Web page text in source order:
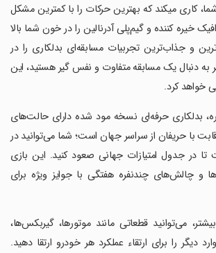
کاری میکند که بهترین حرکات را با کمترین مشکل
خیره کننده و گیم‌پلی آدرنالین را در خون شما بالا
و جذاب‌ترین تجربیات مسابقه‌ای بدلکاری را در
به دنبال یک مسابقه متفاوت و نفس گیر هستید، این
خواهد کرد.
بدلکاری حرفه‌ای نسخه مود شده دارای حالت‌های
با حریفان از سراسر جهان است؛ شما می‌توانید در
در جدول امتیازات جهانی صعود کنید. این بازی
و چالش‌های چندنفره هفتگی با جوایز ویژه برای
می‌توانید قطعاتی مانند موتورها، گیربکس‌ها،
دیگر را برای ارتقاء عملکرد هر خودرو ارتقا دهید.